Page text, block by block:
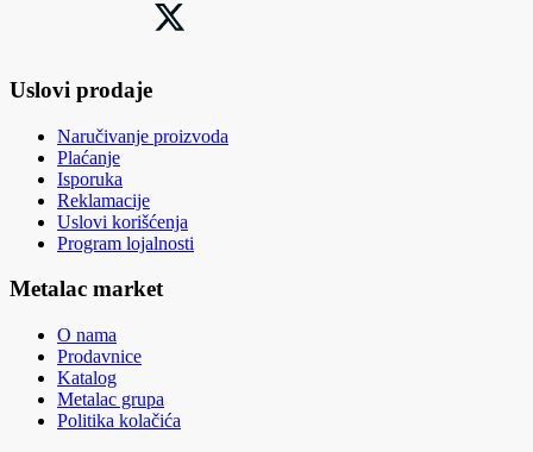
Uslovi prodaje
Naručivanje proizvoda
Plaćanje
Isporuka
Reklamacije
Uslovi korišćenja
Program lojalnosti
Metalac market
O nama
Prodavnice
Katalog
Metalac grupa
Politika kolačića